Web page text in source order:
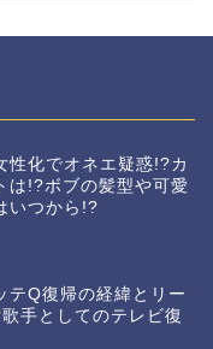
性化でオネエ疑惑!?カ
は!?ボブの髪型や可愛
いつから!?
テQ復帰の経緯とリー
手としてのテレビ復